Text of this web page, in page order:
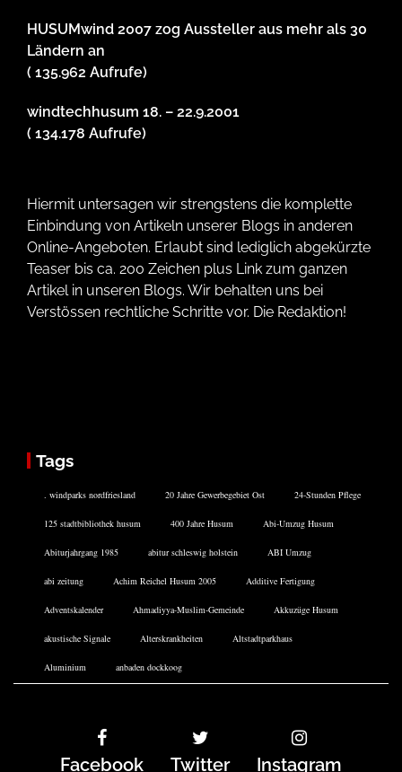
HUSUMwind 2007 zog Aussteller aus mehr als 30
Ländern an
( 135.962 Aufrufe)
windtechhusum 18. – 22.9.2001
( 134.178 Aufrufe)
Hiermit untersagen wir strengstens die komplette
Einbindung von Artikeln unserer Blogs in anderen
Online-Angeboten. Erlaubt sind lediglich abgekürzte
Teaser bis ca. 200 Zeichen plus Link zum ganzen
Artikel in unseren Blogs. Wir behalten uns bei
Verstössen rechtliche Schritte vor. Die Redaktion!
Tags
. windparks nordfriesland 20 Jahre Gewerbegebiet Ost 24-Stunden Pflege
125 stadtbibliothek husum 400 Jahre Husum Abi-Umzug Husum
Abiturjahrgang 1985 abitur schleswig holstein ABI Umzug
abi zeitung Achim Reichel Husum 2005 Additive Fertigung
Adventskalender Ahmadiyya-Muslim-Gemeinde Akkuzüge Husum
akustische Signale Alterskrankheiten Altstadtparkhaus
Aluminium anbaden dockkoog
Facebook Twitter Instagram